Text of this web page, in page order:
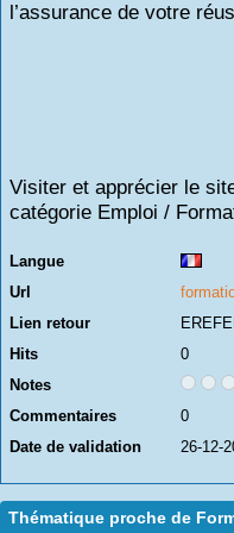
l’assurance
Visiter et apprécier le
catégorie Emploi /
Langue
Url
Lien retour
Hits
0
Notes
Commentaires
0
Date de validation
26-12-
Thématique proche de